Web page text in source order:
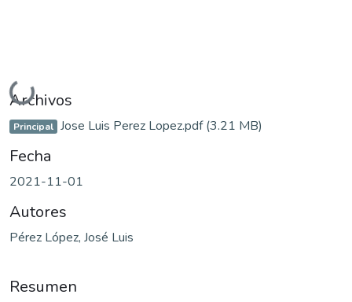
Cargando...
Archivos
Principal Jose Luis Perez Lopez.pdf(3.21 MB)
Fecha
2021-11-01
Autores
Pérez López, José Luis
Resumen